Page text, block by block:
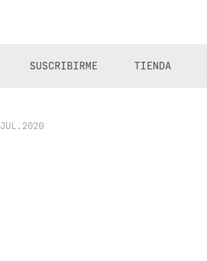
SUSCRIBIRME TIENDA
JUL.2020